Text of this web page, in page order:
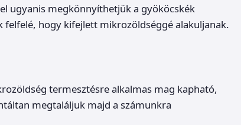
ugyanis megkönnyíthetjük a gyököcskék
felfelé, hogy kifejlett mikrozöldséggé alakuljanak.
termesztésre alkalmas mag kapható,
megtaláljuk majd a számunkra